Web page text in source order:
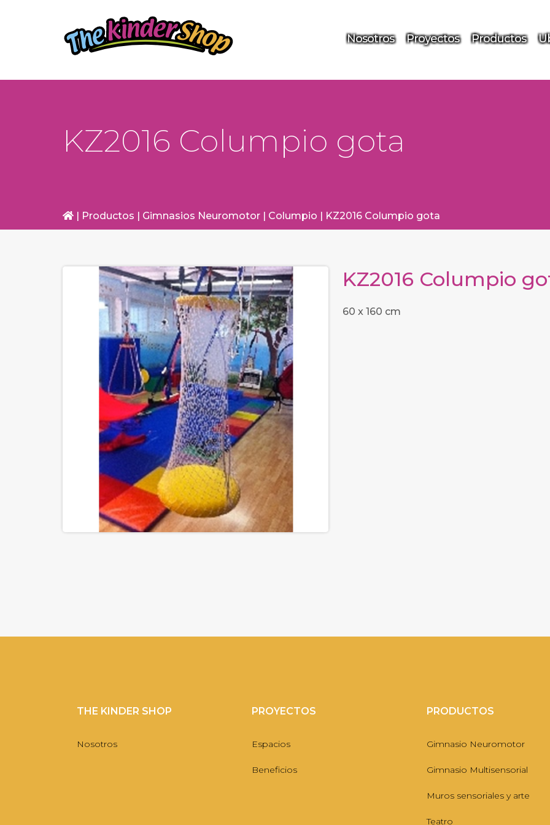
Nosotros Proyectos Productos
KZ2016 Columpio gota
| Productos | Gimnasios Neuromotor | Columpio | KZ2016 Columpio gota
KZ2016 Columpio
60 x 160 cm
THE KINDER SHOP
Nosotros
PROYECTOS
Espacios
Beneficios
PRODUCTOS
Gimnasio Neuromotor
Gimnasio Multisensorial
Muros sensoriales y arte
Teatro